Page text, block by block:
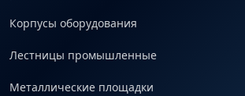
Корпусы оборудования
Лестницы промышленные
Металлические площадки